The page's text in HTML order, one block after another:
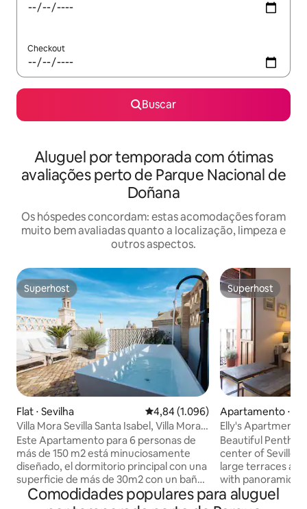
Checkout
Buscar
Aluguel por temporada com ótimas
avaliações perto de Parque Nacional de
Doñana
Os hóspedes concordam: estas acomodações foram
muito bem avaliadas quanto a localização, limpeza e
outros aspectos.
Superhost
Superhost
Flat ⋅ Sevilha 4,84 de uma avaliação média de
4,84 (1.096)
Villa Mora Sevilla Santa Isabel, Villa Mora
Dúplex...
Este Apartamento para 6 personas de
más de 150 m2 está minuciosamente
diseñado, el dormitorio principal con una
superficie de más de 30m2 con un baño
muy original integrado y los otros 2 de al
menos 15 m2. Piso exclusivo, ha sido
Superhost
Superhost
Apartamento ⋅
Elly's
cama queen size
Beautiful
center of Seville.
large terraces
with panoramic
light and large
large terrace and
Comodidades populares para aluguel